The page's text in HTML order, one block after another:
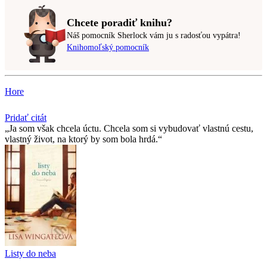
Chcete poradiť knihu?
Náš pomocník Sherlock vám ju s radosťou vypátra!
Knihomoľský pomocník
Hore
Pridať citát
Ja som však chcela úctu. Chcela som si vybudovať vlastnú cestu,
vlastný život, na ktorý by som bola hrdá.
Listy do neba